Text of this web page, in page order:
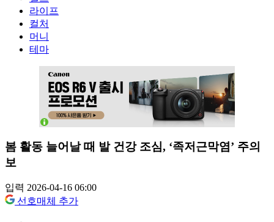
라이프
컬처
머니
테마
봄 활동 늘어날 때 발 건강 조심, ‘족저근막염’ 주의
보
입력 2026-04-16 06:00
선호매체 추가